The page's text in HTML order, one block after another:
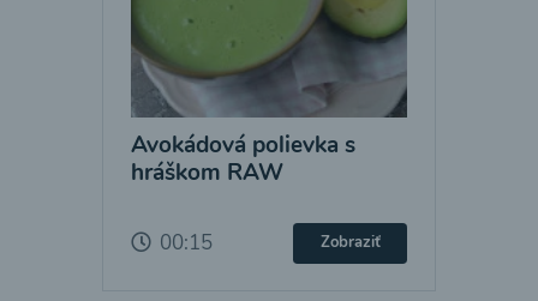
Avokádová polievka s
hráškom RAW
00:15 Zobraziť